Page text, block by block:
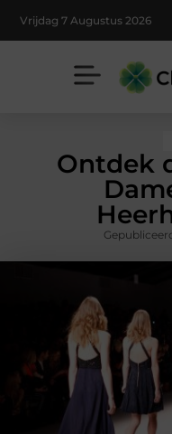
Vrijdag 7 Augustus 2026
Ontdek